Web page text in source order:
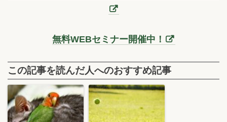
無料WEBセミナー開催中！
この記事を読んだ人へのおすすめ記事